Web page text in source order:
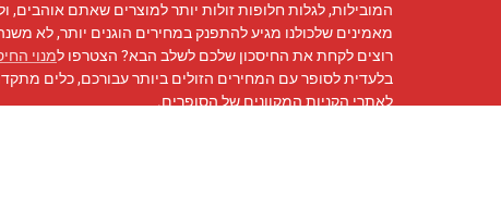
המובילות, לגלות חלופות זולות יותר למוצרים שאתם אוהבים,
מאמינים שלכולנו מגיע להתפנק במחירים הוגנים יותר, לא
רוצים לקחת את החיסכון שלכם לשלב הבא? הצטרפו למנוי
בלעדית לסופר עם המחירים הזולים ביותר עבורכם, כלים
לאתרי הקניות המקוונים של הסופרים.